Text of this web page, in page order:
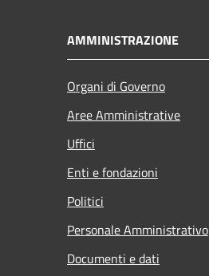
AMMINISTRAZIONE
Organi di Governo
Aree Amministrative
Uffici
Enti e fondazioni
Politici
Personale Amministrativo
Documenti e dati